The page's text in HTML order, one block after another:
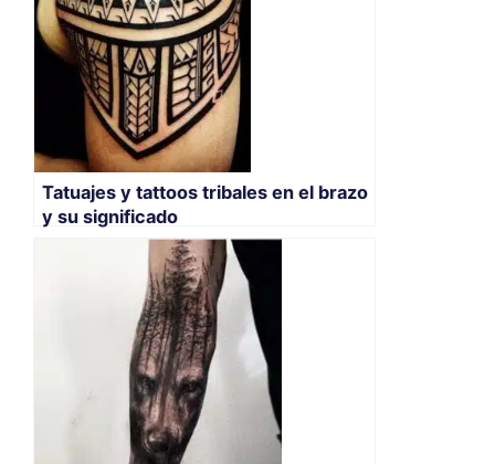
Tatuajes y tattoos tribales en el brazo
y su significado